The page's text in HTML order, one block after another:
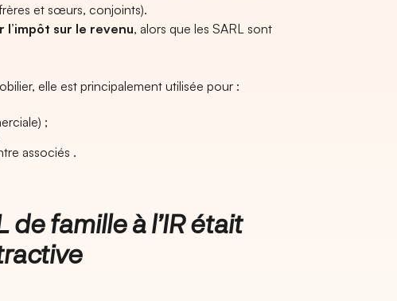
et sœurs, conjoints).
l’impôt sur le revenu, alors que les SARL sont
elle est principalement utilisée pour :
;
associés .
de famille à l’IR était